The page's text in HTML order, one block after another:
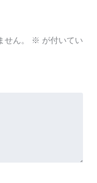
ん。 ※ が付いてい